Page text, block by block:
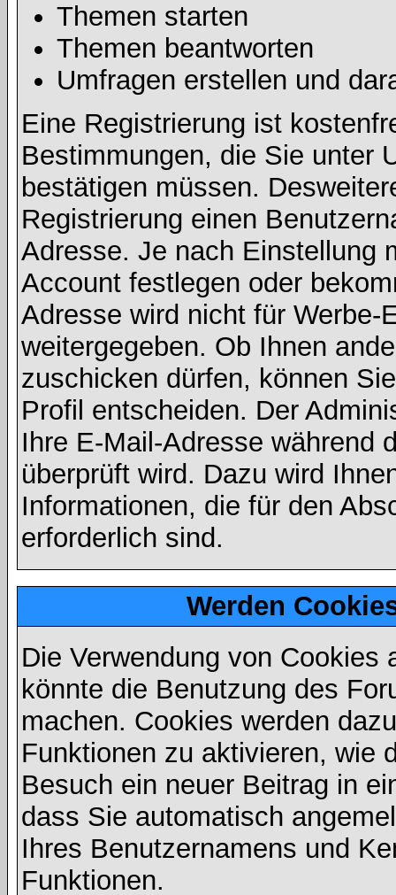
Themen starten
Themen beantworten
Umfragen erstellen und
Eine Registrierung ist
Bestimmungen, die Sie unter
bestätigen müssen.
Registrierung einen
Adresse. Je nach Einstellung
Account festlegen oder
Adresse wird nicht für
weitergegeben. Ob Ihnen
zuschicken dürfen, können
Profil entscheiden. Der
Ihre E-Mail-Adresse während
überprüft wird. Dazu wird
Informationen, die für den
erforderlich sind.
Werden
Die Verwendung von
könnte die Benutzung des
machen. Cookies werden
Funktionen zu aktivieren, wie
Besuch ein neuer Beitrag in
dass Sie automatisch
Ihres Benutzernamens und
Funktionen.